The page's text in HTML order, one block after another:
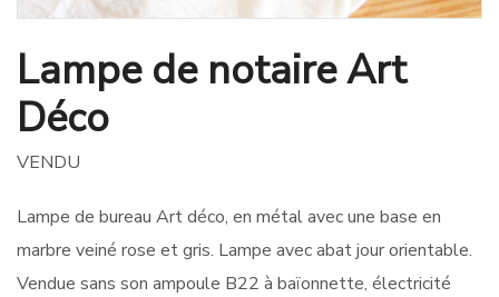
Lampe de notaire Art
Déco
VENDU
Lampe de bureau Art déco, en métal avec une base en
marbre veiné rose et gris. Lampe avec abat jour orientable.
Vendue sans son ampoule B22 à baïonnette, électricité